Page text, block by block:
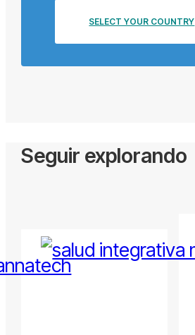
SELECT YOUR COUNTRY
Seguir explorando